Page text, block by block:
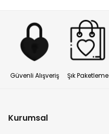
Güvenli Alışveriş Şık Paketleme
Kurumsal